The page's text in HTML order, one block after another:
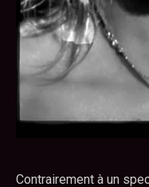
Contrairement à un